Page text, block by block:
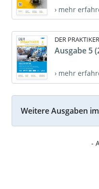
› mehr
DER PRAKTIKER
Ausgabe 5
› mehr
Weitere Ausgaben
-